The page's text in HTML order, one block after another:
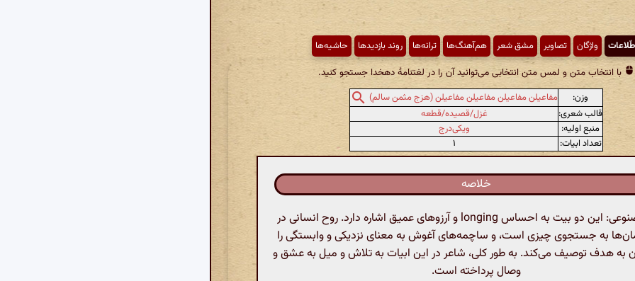
واژگان تصاویر مشق شعر هم‌آهنگ‌ها ترانه‌ها روند بازدیدها حاشیه‌ها
با انتخاب متن و لمس متن انتخابی می‌توانید آن را در لغتنامهٔ دهخدا جستجو کنید.
وزن:
مفاعیلن مفاعیلن مفاعیلن مفاعیلن (هزج مثمن سالم)
قالب شعری:
غزل/قصیده/قطعه
منبع اولیه:
ویکی‌درج
تعداد ابیات:
۱
خلاصه
هوش مصنوعی: این دو بیت به احساس longing و آرزوهای عمیق اشاره دارد. روح انسانی در
به جستجوی چیزی است، و ساچمه‌های آغوش به معنای نزدیکی و وابستگی را
به هدف توصیف می‌کند. به طور کلی، شاعر در این ابیات به تلاش و میل به عشق و
وصال پرداخته است.